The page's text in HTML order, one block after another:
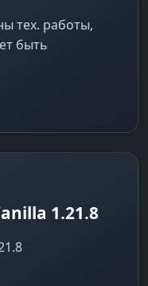
тех. работы,
быть
1.21.8